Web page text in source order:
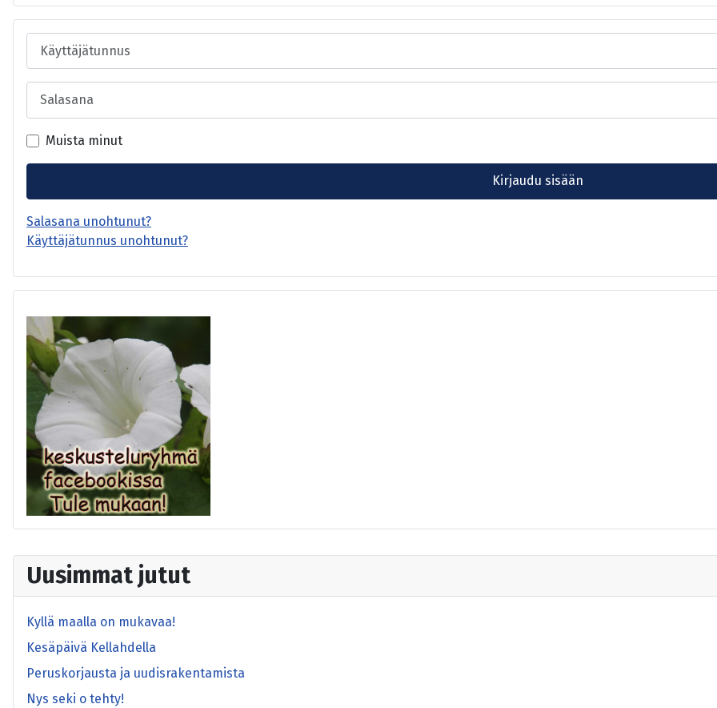
Uusimmat jutut
Kyllä maalla on mukavaa!
Kesäpäivä Kellahdella
Peruskorjausta ja uudisrakentamista
Nys seki o tehty!
Käyttäjätunnus
Salasana
Muista minut
Kirjaudu sisään
Salasana unohtunut?
Käyttäjätunnus unohtunut?